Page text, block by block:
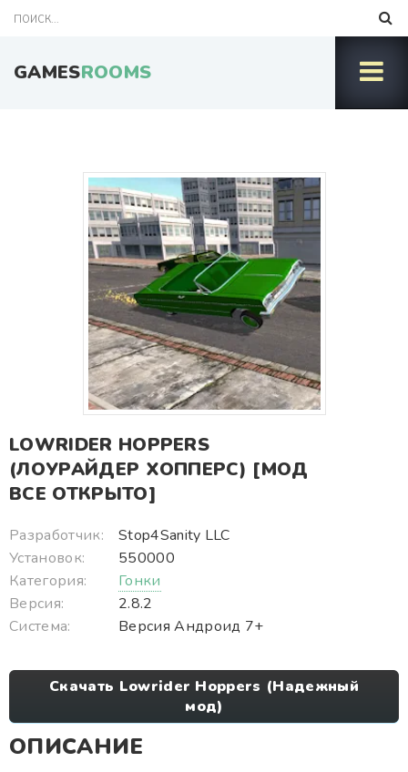
GAMESROOMS
LOWRIDER HOPPERS
(ЛОУРАЙДЕР ХОППЕРС) [МОД
ВСЕ ОТКРЫТО]
Разработчик:
Stop4Sanity LLC
Установок:
550000
Категория:
Гонки
Версия:
2.8.2
Система:
Версия Андроид 7+
Скачать Lowrider Hoppers (Надежный
мод)
ОПИСАНИЕ